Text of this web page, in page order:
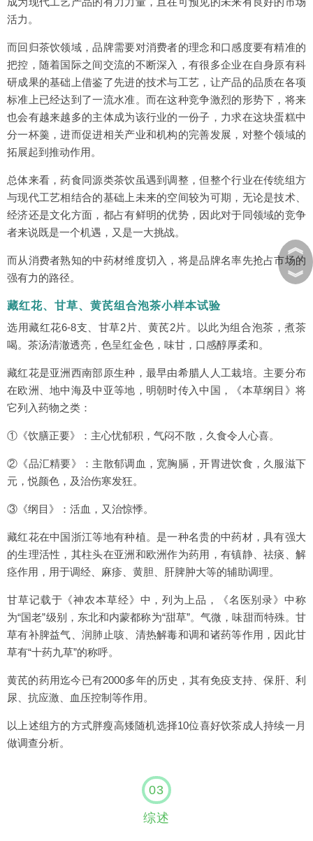
活力。
而回归茶饮领域，品牌需要对消费者的理念和口感度要有精准的
把控，随着国际之间交流的不断深入，有很多企业在自身原有科
研成果的基础上借鉴了先进的技术与工艺，让产品的品质在各项
标准上已经达到了一流水准。而在这种竞争激烈的形势下，将来
也会有越来越多的主体成为该行业的一份子，力求在这块蛋糕中
分一杯羹，进而促进相关产业和机构的完善发展，对整个领域的
拓展起到推动作用。
总体来看，药食同源类茶饮虽遇到调整，但整个行业在传统组方
与现代工艺相结合的基础上未来的空间较为可期，无论是技术、
经济还是文化方面，都占有鲜明的优势，因此对于同领域的竞争
者来说既是一个机遇，又是一大挑战。
而从消费者熟知的中药材维度切入，将是品牌名率先抢占市场的
强有力的路径。
藏红花、甘草、黄芪组合泡茶小样本试验
选用藏红花6-8支、甘草2片、黄芪2片。以此为组合泡茶，煮茶
喝。茶汤清澈透亮，色呈红金色，味甘，口感醇厚柔和。
藏红花是亚洲西南部原生种，最早由希腊人人工栽培。主要分布
在欧洲、地中海及中亚等地，明朝时传入中国，《本草纲目》将
它列入药物之类：
①《饮膳正要》：主心忧郁积，气闷不散，久食令人心喜。
②《品汇精要》：主散郁调血，宽胸膈，开胃进饮食，久服滋下
元，悦颜色，及治伤寒发狂。
③《纲目》：活血，又治惊悸。
藏红花在中国浙江等地有种植。是一种名贵的中药材，具有强大
的生理活性，其柱头在亚洲和欧洲作为药用，有镇静、祛痰、解
痉作用，用于调经、麻疹、黄胆、肝脾肿大等的辅助调理。
甘草记载于《神农本草经》中，列为上品，《名医别录》中称
为“国老”级别，东北和内蒙都称为“甜草”。气微，味甜而特殊。甘
草有补脾益气、润肺止咳、清热解毒和调和诸药等作用，因此甘
草有“十药九草”的称呼。
黄芪的药用迄今已有2000多年的历史，其有免疫支持、保肝、利
尿、抗应激、血压控制等作用。
以上述组方的方式胖瘦高矮随机选择10位喜好饮茶成人持续一月
做调查分析。
03
综述
︽
︾